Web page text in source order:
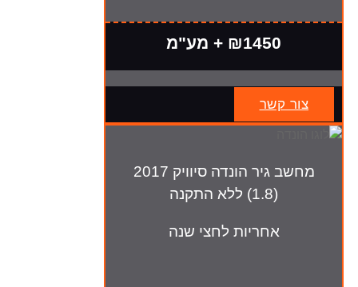
₪1450 + מע"מ
צור קשר
מחשב גיר הונדה סיוויק 2017
(1.8) ללא התקנה
אחריות לחצי שנה